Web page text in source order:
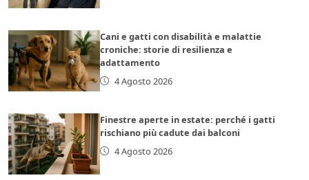
Cani e gatti con disabilità e malattie
croniche: storie di resilienza e
adattamento
4 Agosto 2026
Finestre aperte in estate: perché i gatti
rischiano più cadute dai balconi
4 Agosto 2026